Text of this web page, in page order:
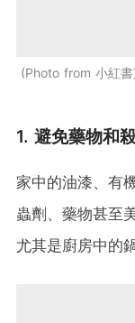
Photo from 小紅書
1. 避免藥物和
家中的油漆、有
蟲劑、藥物甚至
尤其是廚房中的